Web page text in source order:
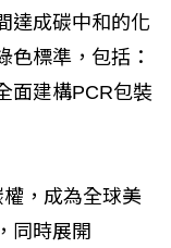
達成碳中和的化
色標準，包括：
面建構PCR包裝
，成為全球美
同時展開